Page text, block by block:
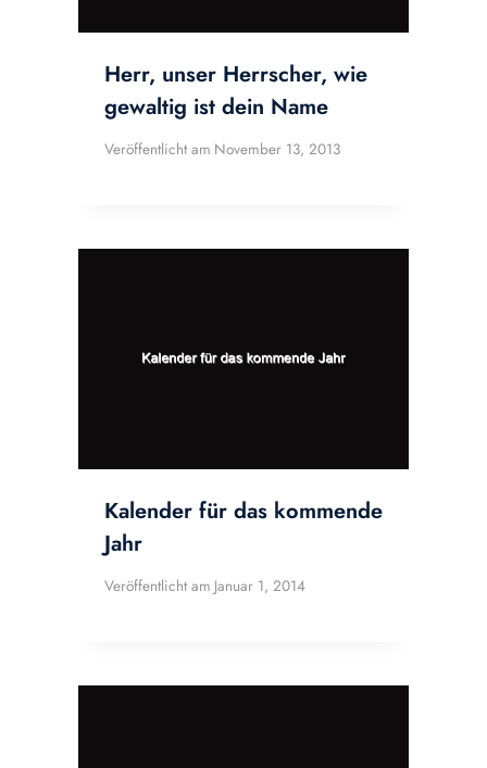
Herr, unser Herrscher, wie
gewaltig ist dein Name
Veröffentlicht am November 13, 2013
Kalender für das kommende
Jahr
Veröffentlicht am Januar 1, 2014